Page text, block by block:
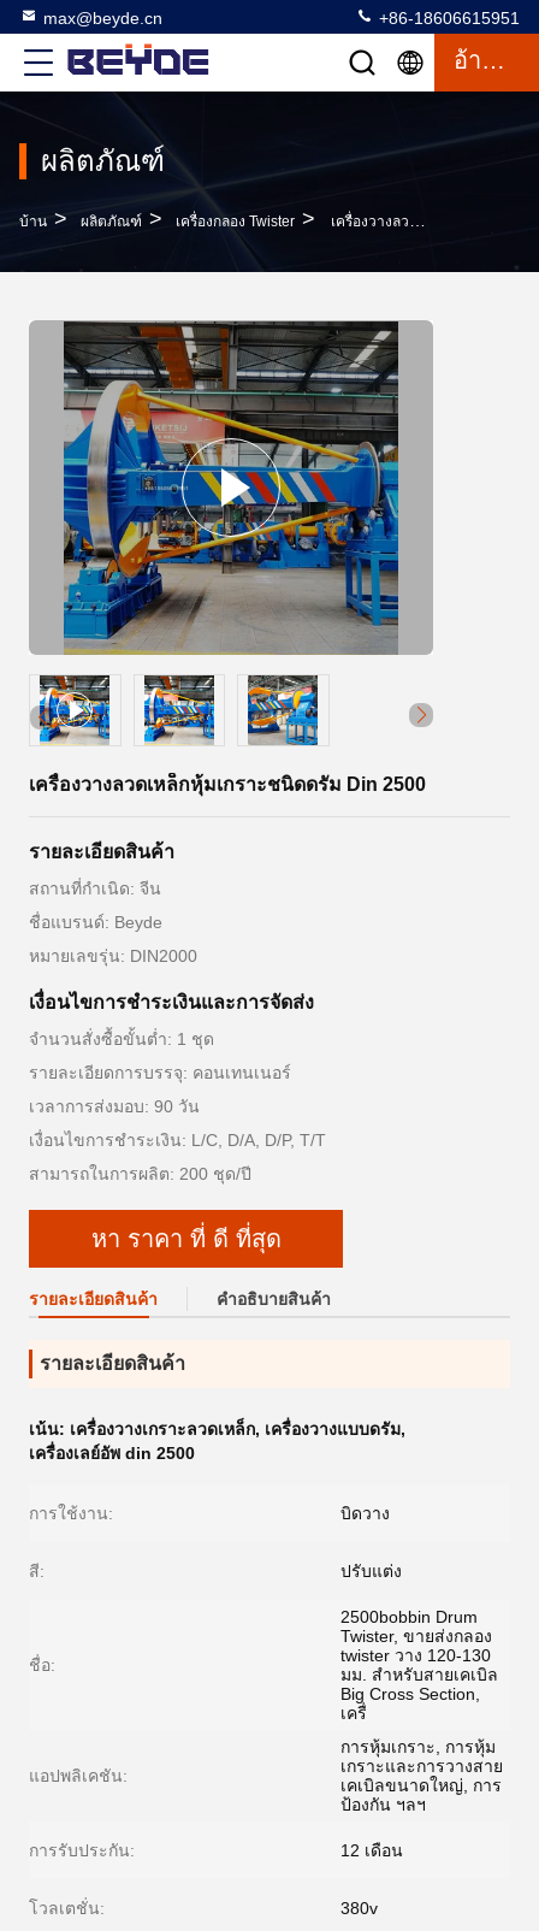
max@beyde.cn +86-18606615951
อ้างอิง
ผลิตภัณฑ์
บ้าน > ผลิตภัณฑ์ > เครื่องกลอง Twister > เครื่องวางลวดเหล็กหุ้มเกราะชนิดดรัม Din 2500
เครื่องวางลวดเหล็กหุ้มเกราะชนิดดรัม Din 2500
รายละเอียดสินค้า
สถานที่กำเนิด: จีน
ชื่อแบรนด์: Beyde
หมายเลขรุ่น: DIN2000
เงื่อนไขการชําระเงินและการจัดส่ง
จำนวนสั่งซื้อขั้นต่ำ: 1 ชุด
รายละเอียดการบรรจุ: คอนเทนเนอร์
เวลาการส่งมอบ: 90 วัน
เงื่อนไขการชำระเงิน: L/C, D/A, D/P, T/T
สามารถในการผลิต: 200 ชุด/ปี
หา ราคา ที่ ดี ที่สุด
รายละเอียดสินค้า คําอธิบายสินค้า
รายละเอียดสินค้า
เน้น: เครื่องวางเกราะลวดเหล็ก, เครื่องวางแบบดรัม,
เครื่องเลย์อัพ din 2500
การใช้งาน: บิดวาง
สี: ปรับแต่ง
ชื่อ:
2500bobbin Drum
Twister, ขายส่งกลอง
twister วาง 120-130
มม. สำหรับสายเคเบิล
Big Cross Section,
เครื่
แอปพลิเคชัน:
การหุ้มเกราะ, การหุ้ม
เกราะและการวางสาย
เคเบิลขนาดใหญ่, การ
ป้องกัน ฯลฯ
การรับประกัน: 12 เดือน
โวลเตชั่น: 380v